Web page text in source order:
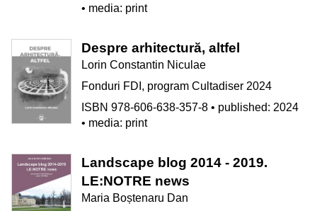
• media: print
Despre arhitectură, altfel
Lorin Constantin Niculae
Fonduri FDI, program Cultadiser 2024
ISBN 978-606-638-357-8 • published: 2024
• media: print
Landscape blog 2014 - 2019.
LE:NOTRE news
Maria Boștenaru Dan